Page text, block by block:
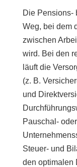
Die Pensions-
Weg, bei dem
zwischen
wird. Bei den
läuft die
(z. B.
und
Pauschal-
Steuer- und
den optimalen